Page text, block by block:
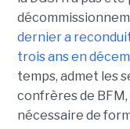
dernier a
trois ans en
temps, admet les
confrères de
nécessaire de